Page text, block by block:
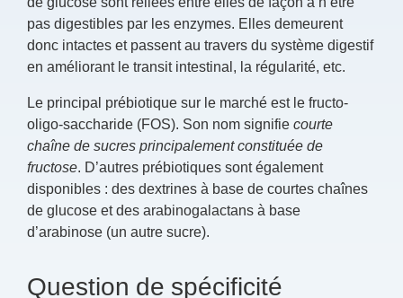
pas digestibles par les enzymes. Elles demeurent
donc intactes et passent au travers du système digestif
en améliorant le transit intestinal, la régularité, etc.
Le principal prébiotique sur le marché est le fructo-
oligo-saccharide (FOS). Son nom signifiecourte
chaîne de sucres principalement constituée de
fructose. D’autres prébiotiques sont également
disponibles : des dextrines à base de courtes chaînes
de glucose et des arabinogalactans à base
d’arabinose (un autre sucre).
Question de spécificité